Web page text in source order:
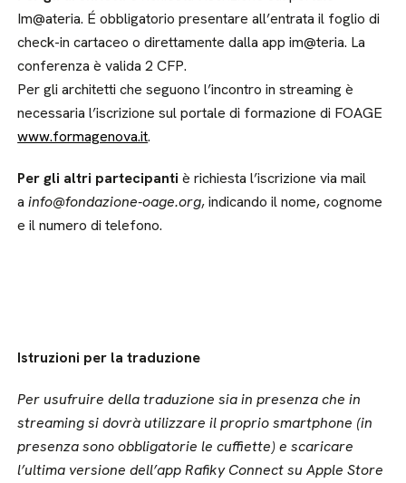
Im@ateria. É obbligatorio presentare all’entrata il foglio di
check-in cartaceo o direttamente dalla app im@teria. La
conferenza è valida 2 CFP.
Per gli architetti che seguono l’incontro in streaming è
necessaria l’iscrizione sul portale di formazione di FOAGE
www.formagenova.it.
Per gli altri partecipanti è richiesta l’iscrizione via mail
ainfo@fondazione-oage.org, indicando il nome, cognome
e il numero di telefono.
Istruzioni per la traduzione
Per usufruire della traduzione sia in presenza che in
streaming si dovrà utilizzare il proprio smartphone (in
presenza sono obbligatorie le cuffiette) e scaricare
l’ultima versione dell’app Rafiky Connect su Apple Store